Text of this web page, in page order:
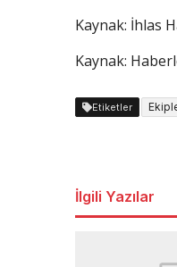
Kaynak: İhlas
Kaynak:
Etiketler
İlgili Yazılar